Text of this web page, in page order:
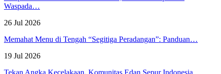
Waspada…
26 Jul 2026
Memahat Menu di Tengah “Segitiga Peradangan”: Panduan…
19 Jul 2026
Tekan Angka Kecelakaan, Komunitas Edan Sepur Indonesia